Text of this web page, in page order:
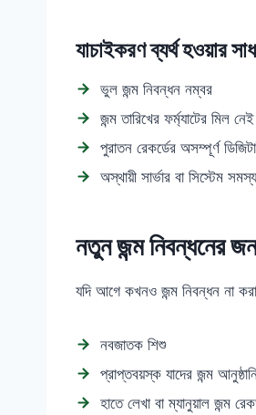
যাচাইকরণ ব্যর্থ হওয়ার
ভুল জন্ম নিবন্ধন নম্বর
জন্ম তারিখের ফর্ম্যাটের মিল নেই
পুরাতন রেকর্ডের অসম্পূর্ণ
অস্থায়ী সার্ভার বা সিস্টেম
নতুন জন্ম নিবন্ধনের
যদি আগে কখনও জন্ম নিবন্ধন না
নবজাতক শিশু
প্রাপ্তবয়স্ক যাদের জন্ম
হাতে লেখা বা ম্যানুয়াল জন্ম